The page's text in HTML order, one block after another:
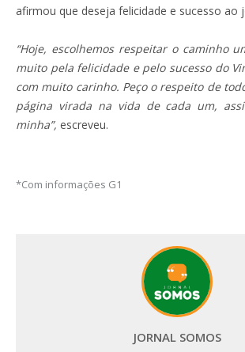
afirmou que deseja felicidade e sucesso ao
“Hoje, escolhemos respeitar o caminho
muito pela felicidade e pelo sucesso do
com muito carinho. Peço o respeito de
página virada na vida de cada um,
minha”, escreveu.
*Com informações G1
JORNAL SOMOS